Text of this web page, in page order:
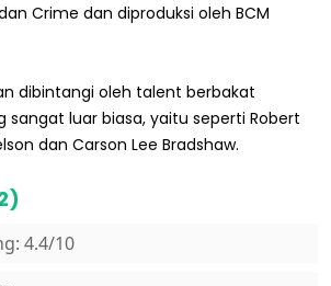
Crime dan diproduksi oleh BCM
dibintangi oleh talent berbakat
sangat luar biasa, yaitu seperti Robert
dan Carson Lee Bradshaw.
4.4/10